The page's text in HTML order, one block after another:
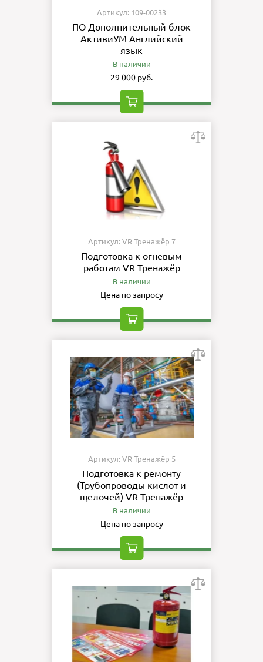
Артикул: 109-00233
ПО Дополнительный блок
АктивиУМ Английский
язык
В наличии
29 000 руб.
Артикул: VR Тренажёр 7
Подготовка к огневым
работам VR Тренажёр
В наличии
Цена по запросу
Артикул: VR Тренажёр 5
Подготовка к ремонту
(Трубопроводы кислот и
щелочей) VR Тренажёр
В наличии
Цена по запросу